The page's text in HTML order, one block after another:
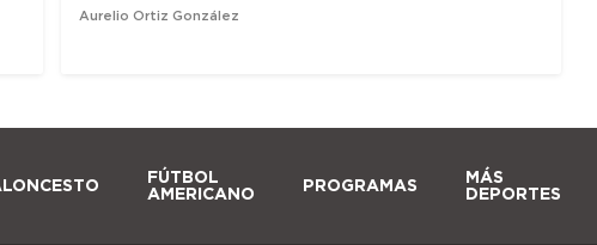
Aurelio Ortiz González
FÚTBOL
AMERICANO
PROGRAMAS
MÁS
DEPORTES